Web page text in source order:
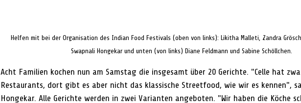
Helfen mit bei der Organisation des Indian Food Festivals (oben von links): Likitha Malleti, Zandra
Swapnali Hongekar und unten (von links) Diane Feldmann und Sabine Schöllchen.
Acht Familien kochen nun am Samstag die insgesamt über 20 Gerichte. "Celle hat
Restaurants, dort gibt es aber nicht das klassische Streetfood, wie wir es kennen",
Hongekar. Alle Gerichte werden in zwei Varianten angeboten. "Wir haben die Köche